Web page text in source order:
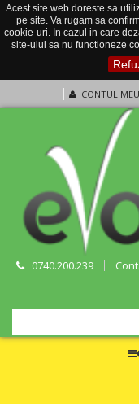
Acest site web doreste sa
pe site. Va rugam sa
cookie-uri. In cazul in care
site-ului sa nu functioneze
CONTUL MEU
0740.200.239